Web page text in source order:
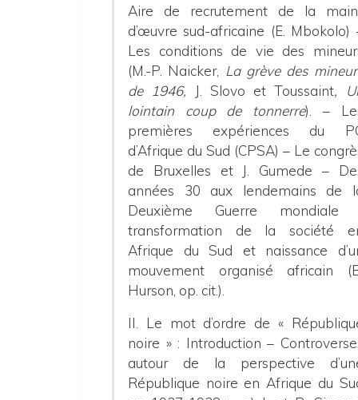
Aire de recrutement de la
d’œuvre sud-africaine (E. Mbokolo)
Les conditions de vie des
(M.-P. Naicker, La grève des
de 1946,
J. Slovo et Toussaint,
lointain coup de tonnerre). –
premières expériences du
d’Afrique du Sud (CPSA) – Le
de Bruxelles et J. Gumede –
années 30 aux lendemains de
Deuxième Guerre mondiale
transformation de la société
Afrique du Sud et naissance
mouvement organisé africain
Hurson, op. cit.).
II. Le mot d’ordre de «
noire » : Introduction –
autour de la perspective
République noire en Afrique du